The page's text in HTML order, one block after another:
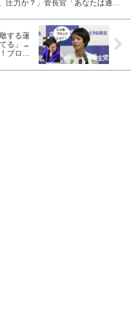
圧力か？」菅長官「あなたは通告
する蓮
る」→
ブロッ